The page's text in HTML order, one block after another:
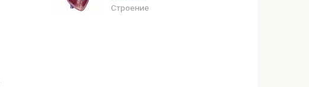
Строение